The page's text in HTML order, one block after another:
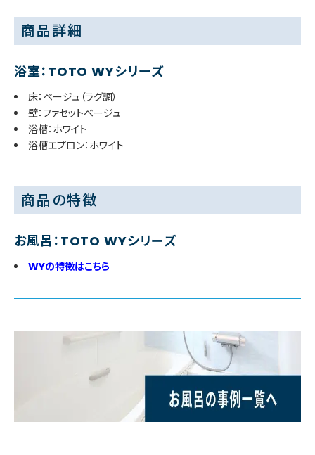
商品詳細
浴室：TOTO WYシリーズ
床：ベージュ（ラグ調）
壁：ファセットベージュ
浴槽：ホワイト
浴槽エプロン：ホワイト
商品の特徴
お風呂：TOTO WYシリーズ
WYの特徴はこちら